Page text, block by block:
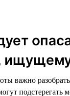
важно
подстерегать